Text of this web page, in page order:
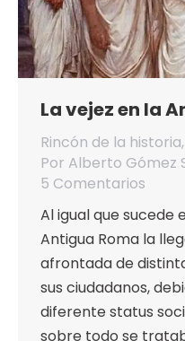
La vejez en la
Rincón de la historia,
Por Alberto Gómez
5 Comentarios
Al igual que sucede
Antigua Roma la
afrontada de
sus ciudadanos,
diferente status
sobre todo se